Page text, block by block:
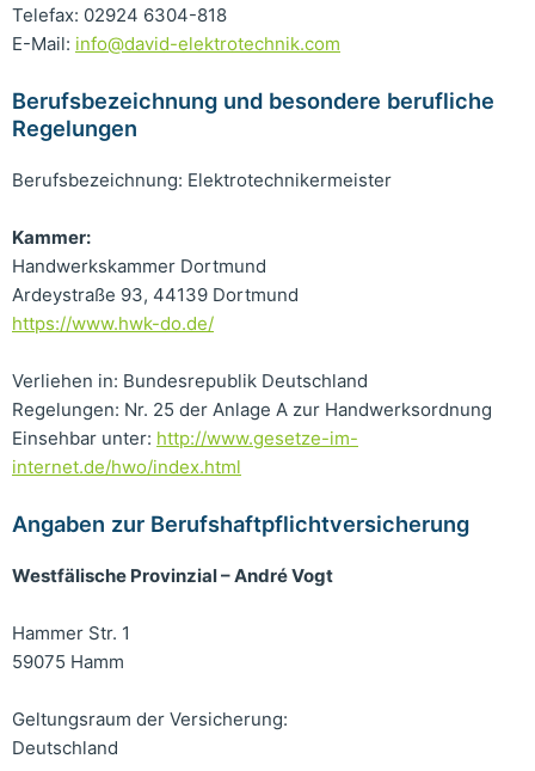
Telefax: 02924 6304-818
E-Mail: info@david-elektrotechnik.com
Berufsbezeichnung und besondere berufliche
Regelungen
Berufsbezeichnung: Elektrotechnikermeister
Kammer:
Handwerkskammer Dortmund
Ardeystraße 93, 44139 Dortmund
https://www.hwk-do.de/
Verliehen in: Bundesrepublik Deutschland
Regelungen: Nr. 25 der Anlage A zur Handwerksordnung
Einsehbar unter: http://www.gesetze-im-
internet.de/hwo/index.html
Angaben zur Berufshaftpflichtversicherung
Westfälische Provinzial – André Vogt
Hammer Str. 1
59075 Hamm
Geltungsraum der Versicherung:
Deutschland